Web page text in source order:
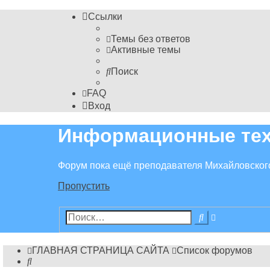
Ссылки
Темы без ответов
Активные темы
Поиск
FAQ
Вход
Информационные
Форум пока ещё преподавателя
Пропустить
Поиск
ГЛАВНАЯ СТРАНИЦА САЙТА
Список форумов
Поиск